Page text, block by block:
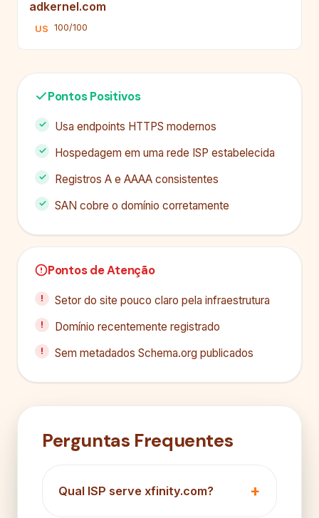
adkernel.com
US 100/100
Pontos Positivos
Usa endpoints HTTPS modernos
Hospedagem em uma rede ISP estabelecida
Registros A e AAAA consistentes
SAN cobre o domínio corretamente
Pontos de Atenção
Setor do site pouco claro pela infraestrutura
Domínio recentemente registrado
Sem metadados Schema.org publicados
Perguntas Frequentes
Qual ISP serve xfinity.com?